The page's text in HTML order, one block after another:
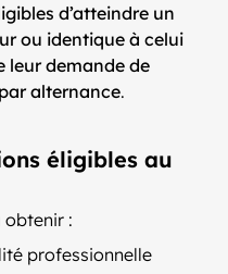
d’atteindre un
ou identique à celui
leur demande de
alternance.
éligibles au
obtenir :
professionnelle